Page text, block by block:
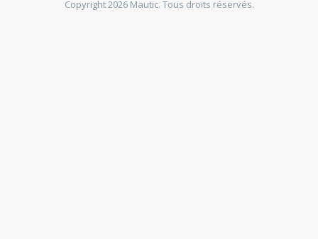
Copyright 2026 Mautic. Tous droits réservés.